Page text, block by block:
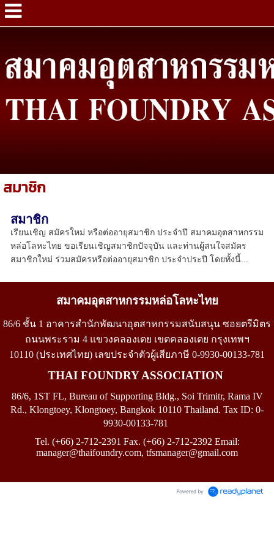
สมาชิก
สมาชิก
เรียนเชิญ สมัครใหม่ หรือต่ออายุสมาชิก ประจำปี สมาคมอุตสาหกรรม
หล่อโลหะไทย ขอเรียนเชิญสมาชิกปัจจุบัน และท่านผู้สนใจสมัคร
สมาชิกใหม่ ร่วมสมัครหรือต่ออายุสมาชิก ประจำประปี โดยทั้งนี้...
สมาคมอุตสาหกรรมหล่อโลหะไทย
86/6 ชั้น 1 อาคารสำนักพัฒนาอุตสาหกรรมสนับสนุน ซอยตรีมิตร
ถนนพระราม 4 แขวงคลองเตย เขตคลองเตย กรุงเทพฯ
10110 (ประเทศไทย) เลขประจำตัวผู้เสียภาษี 0-9930-00133-781
THAI FOUNDRY ASSOCIATION
86/6, 1ST FL, Bureau of Supporting Bldg., Soi Trimitr, Rama IV
Rd., Klongtoey, Klongtoey, Bangkok 10110 Thailand. Tax ID: 0-
9930-00133-781
Tel. (+66) 2-712-2391 Fax. (+66) 2-712-2392 Email:
manager@thaifoundry.com, tfsmanager@gmail.com